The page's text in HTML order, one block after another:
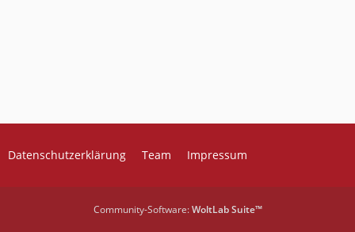
Datenschutzerklärung Team Impressum
Community-Software:WoltLab Suite™